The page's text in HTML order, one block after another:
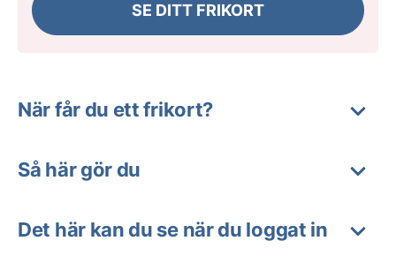
SE DITT FRIKORT
När får du ett frikort?
Så här gör du
Det här kan du se när du loggat in